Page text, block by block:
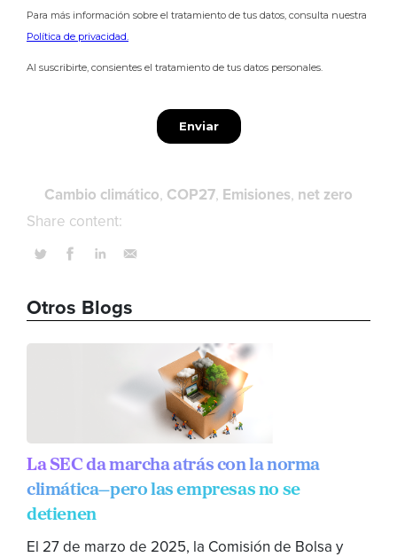
Cambio climático COP27 Emisiones net zero
Share content:
Otros Blogs
La SEC da marcha atrás con la norma
climática—pero las empresas no se
detienen
El 27 de marzo de 2025, la Comisión de Bolsa y